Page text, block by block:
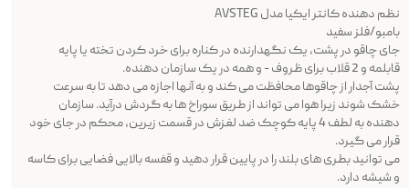
نظم دهنده کانتر ایکیا مدل AVSTEG
بامبو/فلز سفید
جای چاقو در پشت، یک نگهدارنده در کناره برای خرد کردن تخته یا پایه
قابلمه و 2 قلاب برای ظروف - و همه در یک سازمان دهنده.
پشت آجدار از چاقوها محافظت می کند و به آنها اجازه می دهد تا به سرعت
خشک شوند زیرا هوا می تواند از طریق سوراخ ها به گردش درآید. سازمان
دهنده به لطف 4 پایه کوچک ضد لغزش در قسمت زیرین، محکم در جای خود
قرار می گیرد.
می توانید بطری های بلند را در پایین قرار دهید و قفسه بالایی فضایی برای کاسه
و شیشه دارد.